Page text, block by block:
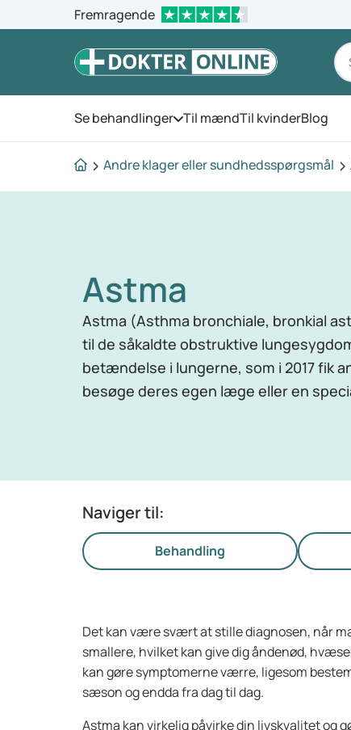
Fremragende
Se behandlingerÅbn menuen
Til mændTil kvinderBlog
Andre klager eller sundhedsspørgsmål
Astma
Astma (Asthma bronchiale, bronkial
til de såkaldte obstruktive
betændelse i lungerne, som i 2017 fik
besøge deres egen læge eller en
Naviger til:
Behandling
Det kan være svært at stille diagnosen, når
smallere, hvilket kan give dig åndenød,
kan gøre symptomerne værre, ligesom
sæson og endda fra dag til dag.
Astma kan virkelig påvirke din livskvalitet og